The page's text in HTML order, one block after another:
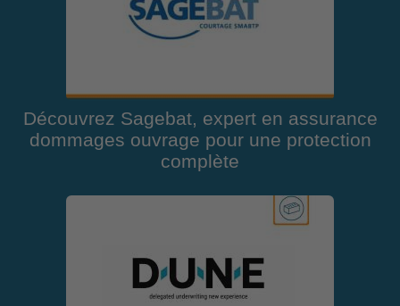
Découvrez Sagebat, expert en assurance
dommages ouvrage pour une protection
complète